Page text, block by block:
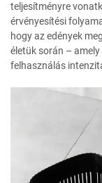
teljesítményre
érvényesítési
hogy az edények
életük során –
felhasználás